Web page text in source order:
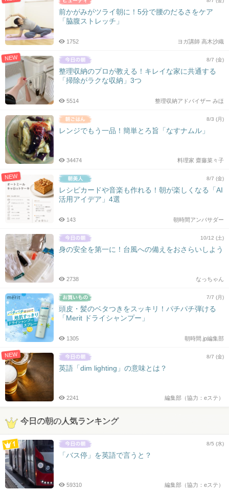
前かがみがツライ朝に！5分で腰のだるさをケア
「脇腹ストレッチ」
ヨガ講師 高木沙織
1752
NEW 8/7 (金)
整理収納のプロが教える！キレイな家に共通する
「掃除がラクな収納」3つ
整理収納アドバイザー みほ
5514
8/3 (月)
レンジでもう一品！簡単とろ旨「なすナムル」
料理家 齋藤菜々子
34474
NEW 8/7 (金)
レシピカードや音楽も作れる！朝が楽しくなる「AI
活用アイデア」4選
朝時間アンバサダー
143
10/12 (土)
身の安全を第一に！台風への備えをおさらいしよう
なっちゃん
2738
7/7 (月)
頭皮・髪のベタつきをスッキリ！パチパチ弾ける
「Merit ドライシャンプー」
朝時間.jp編集部
1305
NEW 8/7 (金)
英語「dim lighting」の意味とは？
編集部（協力：eステ）
2241
今日の朝の人気ランキング
8/5 (水)
「バス停」を英語で言うと？
編集部（協力：eステ）
59310